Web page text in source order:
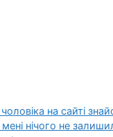
на сайті
нічого не